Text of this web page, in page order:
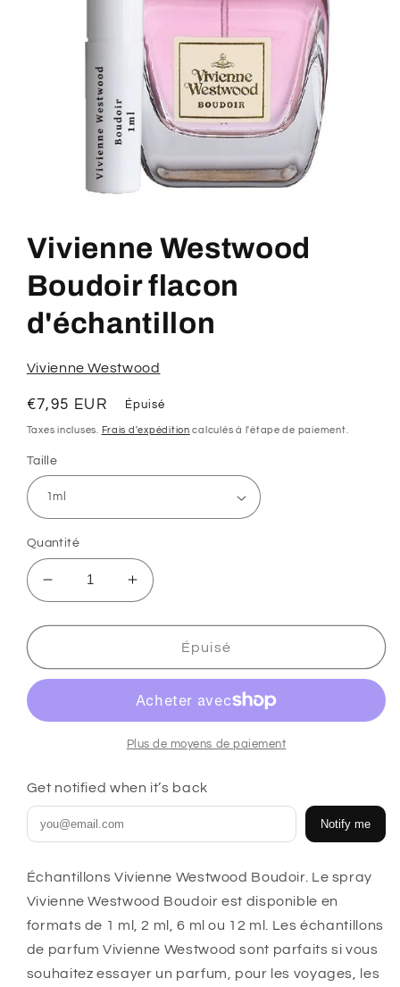
média
1
dans
une
fenêtre
Vivienne Westwood
Boudoir flacon
d'échantillon
Vivienne Westwood
Prix
habituel
€7,95 EUR Épuisé
Taxes incluses. Frais d'expédition calculés à l'étape de paiement.
Taille
Quantité
Réduire
la
quantité
Vivienne
Westwood
flacon
d&#39;échantillon
Augmenter
la
quantité
Vivienne
Boudoir
flacon
d&#39;échantillon
Épuisé
Plus de moyens de paiement
Get notified when it’s back
Notify me
Échantillons Vivienne Westwood Boudoir. Le spray
Vivienne Westwood Boudoir est disponible en
formats de 1 ml, 2 ml, 6 ml ou 12 ml. Les échantillons
de parfum Vivienne Westwood sont parfaits si vous
souhaitez essayer un parfum, pour les voyages, les